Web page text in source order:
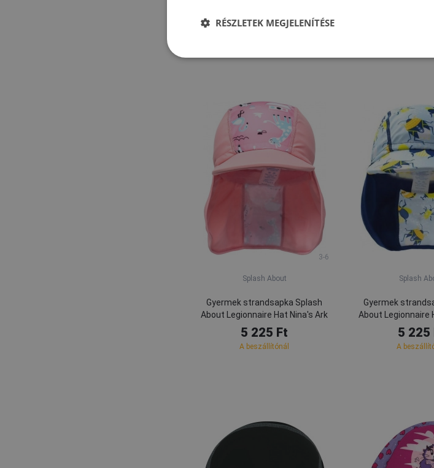
Crocodile Swamp
3-6
Splash About
Gyermek strandsapka Splash
About Legionnaire Hat Nina's Ark
5 225 Ft
A beszállítónál
Splash
Gyermek
About Legionnaire
5 225
A
RÉSZLETEK MEGJELENÍTÉSE